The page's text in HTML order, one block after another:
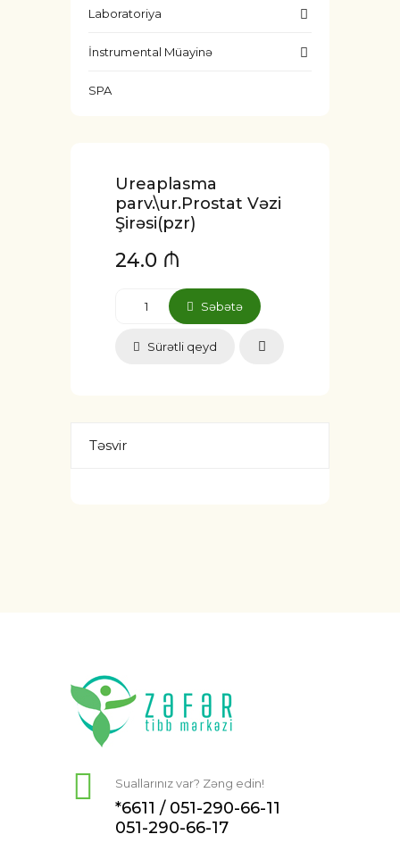
Laboratoriya
İnstrumental Müayinə
SPA
Ureaplasma
parv.\ur.Prostat Vəzi
Şirəsi(pzr)
24.0 ₼
Səbətə
Sürətli qeyd
Təsvir
Suallarınız var? Zəng edin!
*6611 / 051-290-66-11
051-290-66-17